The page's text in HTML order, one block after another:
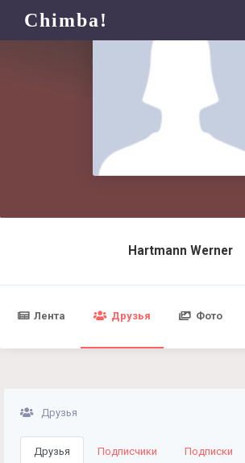
Chimba!
Hartmann Werner
Лента Друзья Фото
Друзья
Друзья Подписчики Подписки